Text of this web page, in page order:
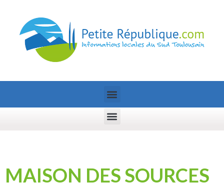
MAISON DES SOURCES